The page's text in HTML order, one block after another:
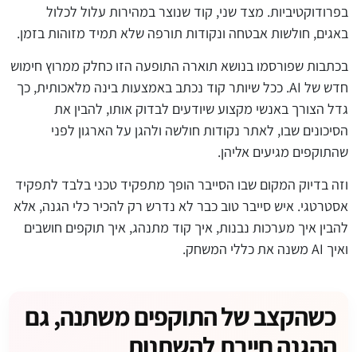
בפרודוקטיביות. מצד שני, קוד שנוצר במהירות עלול לכלול
באגים, חולשות אבטחה ונקודות תורפה שלא תמיד מזוהות בזמן.
בכתבות שפורסמו בנושא תוארה התופעה הזו כחלק ממרוץ חימוש
חדש של AI. ככל שיותר קוד נכתב באמצעות בינה מלאכותית, כך
גדל הצורך באנשי מקצוע שיודעים לבדוק אותו, להבין את
הסיכונים שבו, לאתר נקודות חולשה ולהגן על הארגון לפני
שהתוקפים מגיעים אליהן.
וזה בדיוק המקום שבו הסייבר הופך מתפקיד טכני בלבד לתפקיד
אסטרטגי. איש סייבר טוב כבר לא נדרש רק להכיר כלי הגנה, אלא
להבין איך מערכות נבנות, איך קוד מתנהג, איך תוקפים חושבים
ואיך AI משנה את כללי המשחק.
כשהקצב של התוקפים משתנה, גם